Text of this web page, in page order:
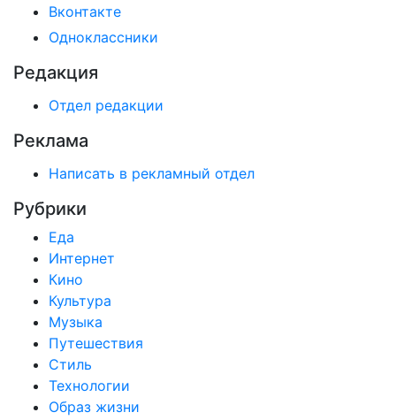
Вконтакте
Одноклассники
Редакция
Отдел редакции
Реклама
Написать в рекламный отдел
Рубрики
Еда
Интернет
Кино
Культура
Музыка
Путешествия
Стиль
Технологии
Образ жизни